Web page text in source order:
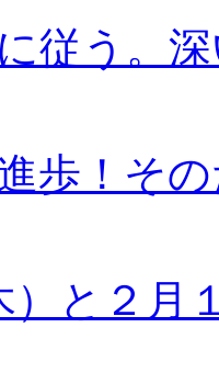
従う。
歩！そ
）と２月